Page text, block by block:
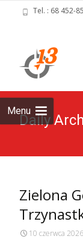
Tel. : 68 452-
Menu
Daily
Zielona
10 czerwca 2026